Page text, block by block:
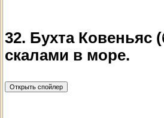
32. Бухта Ковеньяс
скалами в море.